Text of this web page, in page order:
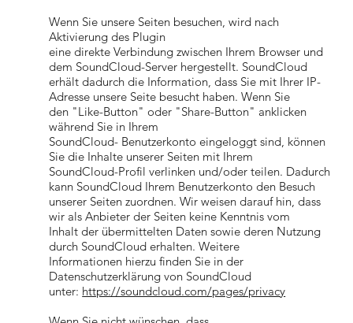
Wenn Sie unsere Seiten besuchen, wird nach
Aktivierung des Plugin
eine direkte Verbindung zwischen Ihrem Browser und
dem SoundCloud-Server hergestellt. SoundCloud
erhält dadurch die Information, dass Sie mit Ihrer IP-
Adresse unsere Seite besucht haben. Wenn Sie
den "Like-Button" oder "Share-Button" anklicken
während Sie in Ihrem
SoundCloud- Benutzerkonto eingeloggt sind, können
Sie die Inhalte unserer Seiten mit Ihrem
SoundCloud-Profil verlinken und/oder teilen. Dadurch
kann SoundCloud Ihrem Benutzerkonto den Besuch
unserer Seiten zuordnen. Wir weisen darauf hin, dass
wir als Anbieter der Seiten keine Kenntnis vom
Inhalt der übermittelten Daten sowie deren Nutzung
durch SoundCloud erhalten. Weitere
Informationen hierzu finden Sie in der
Datenschutzerklärung von SoundCloud
unter: https://soundcloud.com/pages/privacy